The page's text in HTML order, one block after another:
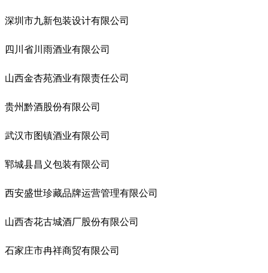
深圳市九新包装设计有限公司
四川省川雨酒业有限公司
山西金杏苑酒业有限责任公司
贵州黔酒股份有限公司
武汉市图镇酒业有限公司
郓城县昌义包装有限公司
西安盛世珍藏品牌运营管理有限公司
山西杏花古城酒厂股份有限公司
石家庄市冉祥商贸有限公司